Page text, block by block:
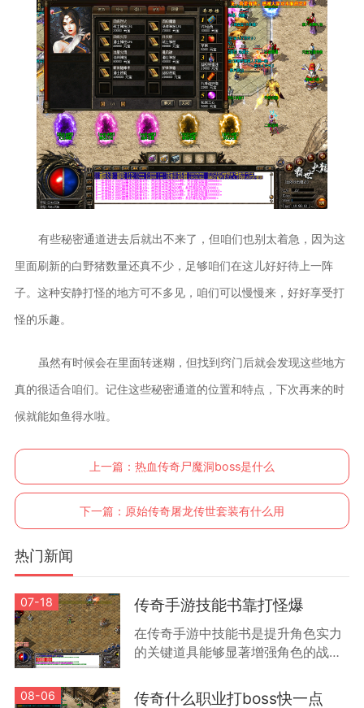
有些秘密通道进去后就出不来了，但咱们也别太着急，因为这
里面刷新的白野猪数量还真不少，足够咱们在这儿好好待上一阵
子。这种安静打怪的地方可不多见，咱们可以慢慢来，好好享受打
怪的乐趣。
虽然有时候会在里面转迷糊，但找到窍门后就会发现这些地方
真的很适合咱们。记住这些秘密通道的位置和特点，下次再来的时
候就能如鱼得水啦。
上一篇： 热血传奇尸魔洞boss是什么
下一篇： 原始传奇屠龙传世套装有什么用
热门新闻
07-18 传奇手游技能书靠打怪爆
在传奇手游中技能书是提升角色实力
的关键道具能够显著增强角色的战斗
能书主要通过击败怪物获得不同等级
08-06 传奇什么职业打boss快一点